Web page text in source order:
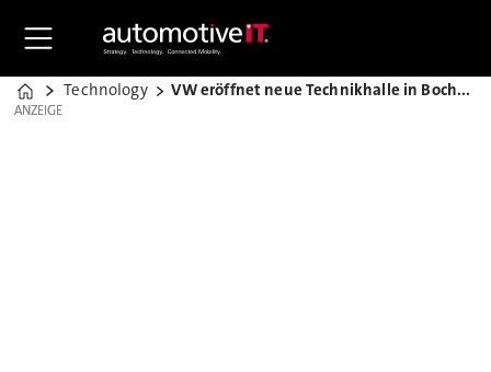
Home
Technology VW eröffnet neue Technikhalle in Bochum
ANZEIGE
ANZEIGE